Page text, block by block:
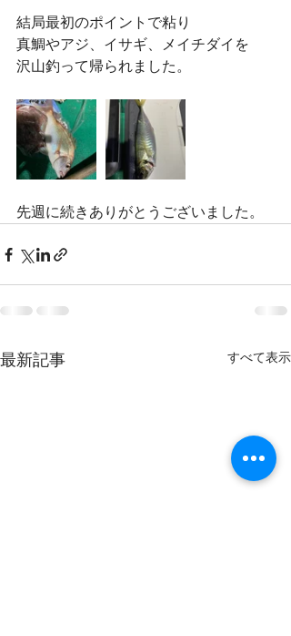
結局最初のポイントで粘り
真鯛やアジ、イサギ、メイチダイを
沢山釣って帰られました。
先週に続きありがとうございました。
最新記事 すべて表示